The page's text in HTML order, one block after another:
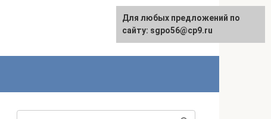
English
Для любых предложений по
сайту: sgpo56@cp9.ru